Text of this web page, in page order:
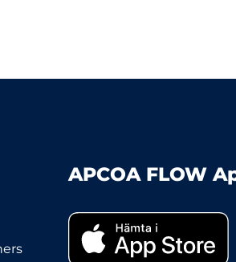
APCOA FLOW